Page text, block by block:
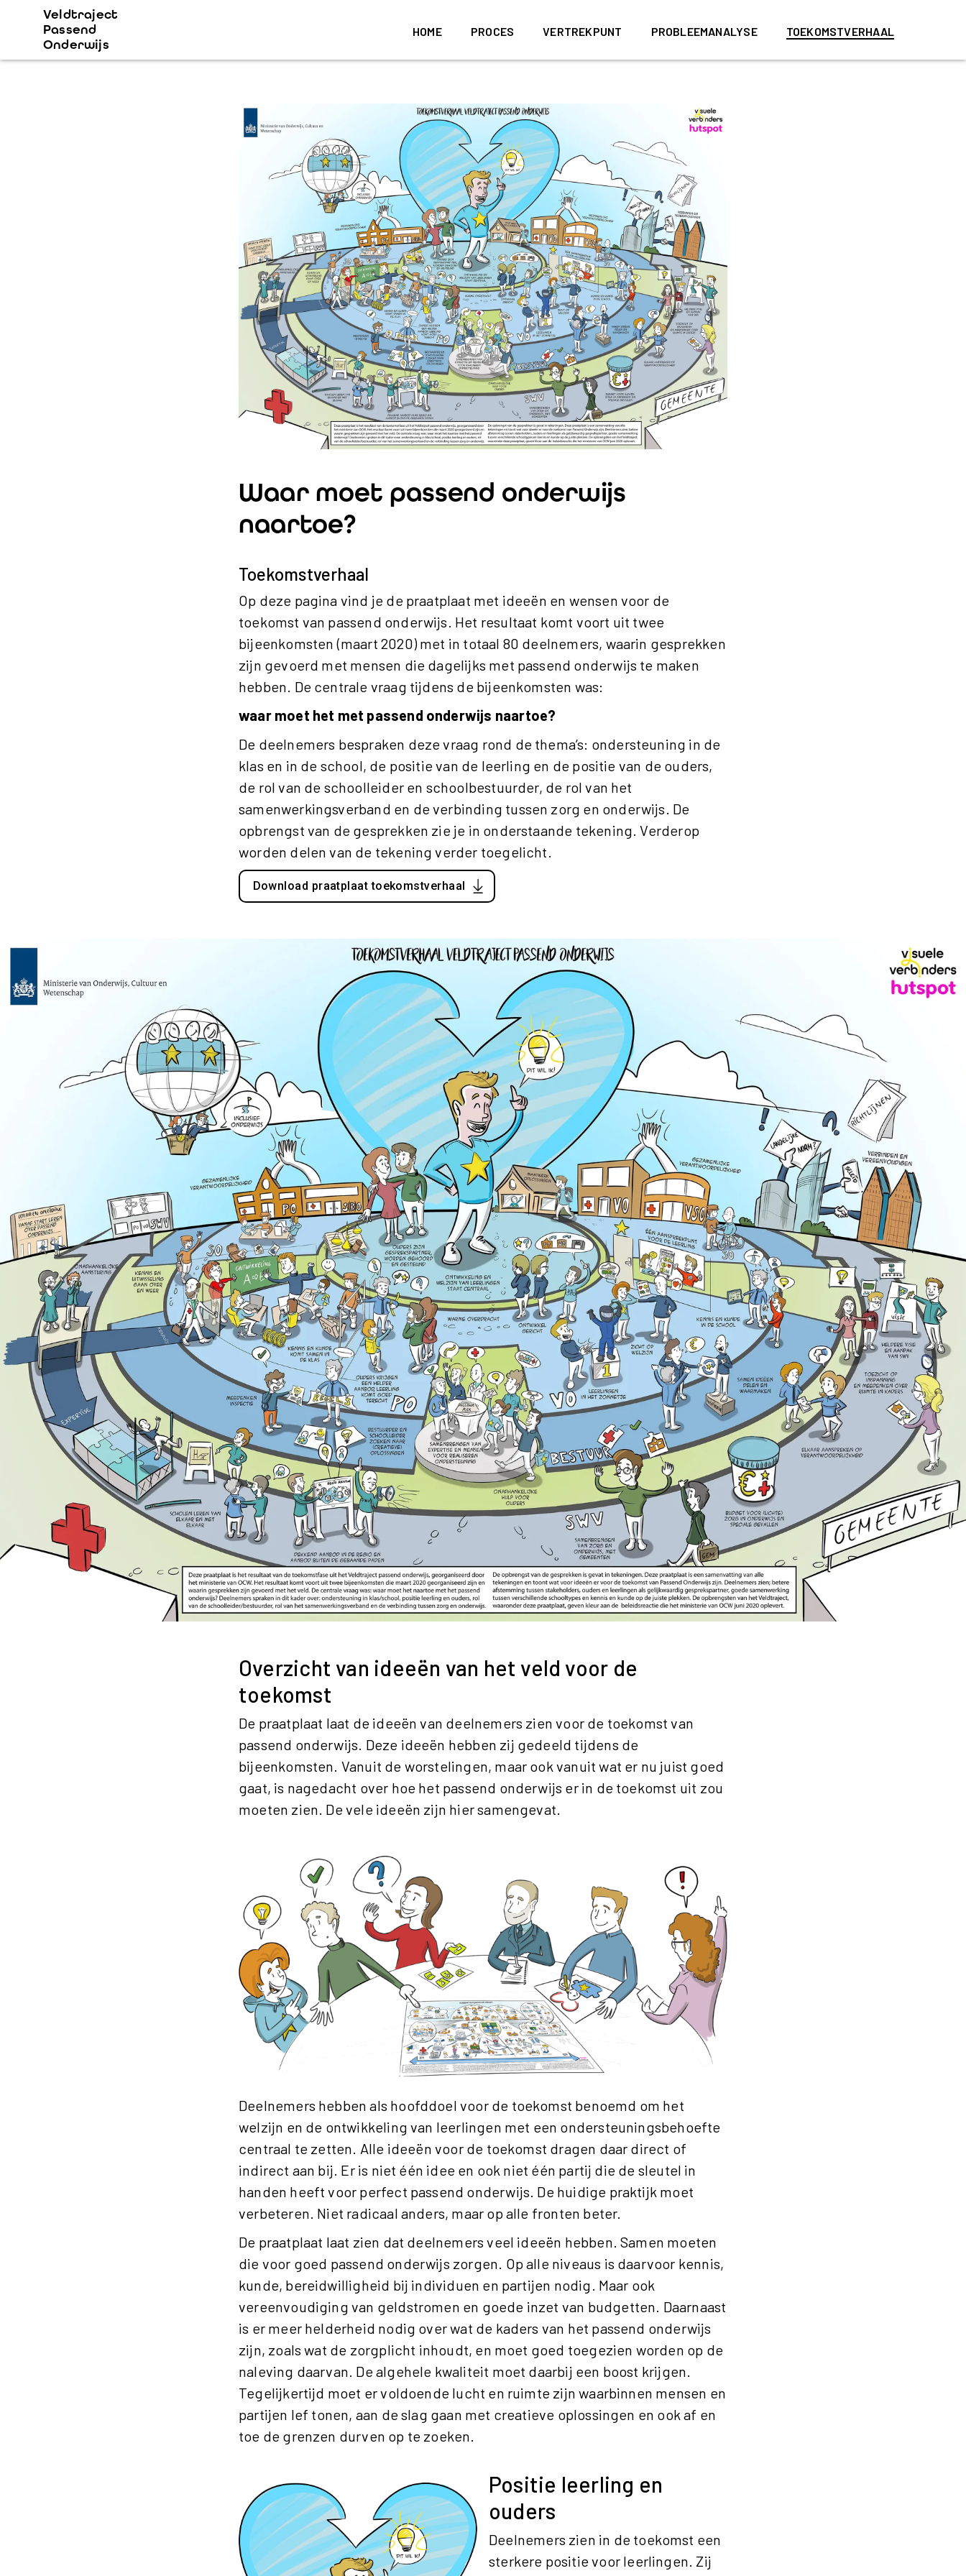
Veldtraject
Passend
Onderwijs
HOME PROCES VERTREKPUNT PROBLEEMANALYSE TOEKOMSTVERHAAL
Waar moet passend onderwijs
naartoe?
Toekomstverhaal
Op deze pagina vind je de praatplaat met ideeën en wensen voor de
toekomst van passend onderwijs. Het resultaat komt voort uit twee
bijeenkomsten (maart 2020) met in totaal 80 deelnemers, waarin gesprekken
zijn gevoerd met mensen die dagelijks met passend onderwijs te maken
hebben. De centrale vraag tijdens de bijeenkomsten was:
waar moet het met passend onderwijs naartoe?
De deelnemers bespraken deze vraag rond de thema’s: ondersteuning in de
klas en in de school, de positie van de leerling en de positie van de ouders,
de rol van de schoolleider en schoolbestuurder, de rol van het
samenwerkingsverband en de verbinding tussen zorg en onderwijs. De
opbrengst van de gesprekken zie je in onderstaande tekening. Verderop
worden delen van de tekening verder toegelicht.
Download praatplaat toekomstverhaal
Overzicht van ideeën van het veld voor de
toekomst
De praatplaat laat de ideeën van deelnemers zien voor de toekomst van
passend onderwijs. Deze ideeën hebben zij gedeeld tijdens de
bijeenkomsten. Vanuit de worstelingen, maar ook vanuit wat er nu juist goed
gaat, is nagedacht over hoe het passend onderwijs er in de toekomst uit zou
moeten zien. De vele ideeën zijn hier samengevat.
Deelnemers hebben als hoofddoel voor de toekomst benoemd om het
welzijn en de ontwikkeling van leerlingen met een ondersteuningsbehoefte
centraal te zetten. Alle ideeën voor de toekomst dragen daar direct of
indirect aan bij. Er is niet één idee en ook niet één partij die de sleutel in
handen heeft voor perfect passend onderwijs. De huidige praktijk moet
verbeteren. Niet radicaal anders, maar op alle fronten beter.
De praatplaat laat zien dat deelnemers veel ideeën hebben. Samen moeten
die voor goed passend onderwijs zorgen. Op alle niveaus is daarvoor kennis,
kunde, bereidwilligheid bij individuen en partijen nodig. Maar ook
vereenvoudiging van geldstromen en goede inzet van budgetten. Daarnaast
is er meer helderheid nodig over wat de kaders van het passend onderwijs
zijn, zoals wat de zorgplicht inhoudt, en moet goed toegezien worden op de
naleving daarvan. De algehele kwaliteit moet daarbij een boost krijgen.
Tegelijkertijd moet er voldoende lucht en ruimte zijn waarbinnen mensen en
partijen lef tonen, aan de slag gaan met creatieve oplossingen en ook af en
toe de grenzen durven op te zoeken.
Positie leerling en
ouders
Deelnemers zien in de toekomst een
sterkere positie voor leerlingen. Zij